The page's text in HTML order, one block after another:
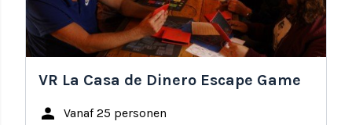
VR La Casa de Dinero Escape Game
person Vanaf 25 personen